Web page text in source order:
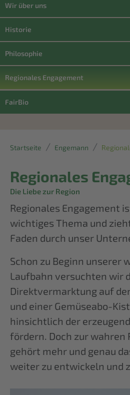
Wir über uns
Historie
Philosophie
Regionales Engagement
FairBio
Startseite Engemann
Regionales
Die Liebe zur Region
Regionales Engagement
wichtiges Thema und
Faden durch unser
Schon zu Beginn unserer
Laufbahn versuchten wir
Direktvermarktung auf
und einer Gemüseabo-
hinsichtlich der
fördern. Doch zur wahren
gehört mehr und genau
weiter zu entwickeln und